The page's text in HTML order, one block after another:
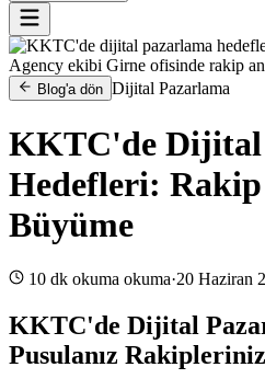
Blog'a dön Dijital Pazarlama
KKTC'de Dijital
Hedefleri:
Büyüme
10 dk okuma okuma·20 Haziran
KKTC'de Dijital
Pusulanız